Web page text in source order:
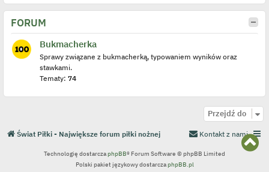
FORUM
Bukmacherka
Sprawy związane z bukmacherką, typowaniem wyników oraz
stawkami.
Tematy: 74
Przejdź do
N
Świat Piłki - Największe forum piłki nożnej Kontakt z nami
Technologię dostarczaphpBB® Forum Software © phpBB Limited
Polski pakiet językowy dostarczaphpBB.pl